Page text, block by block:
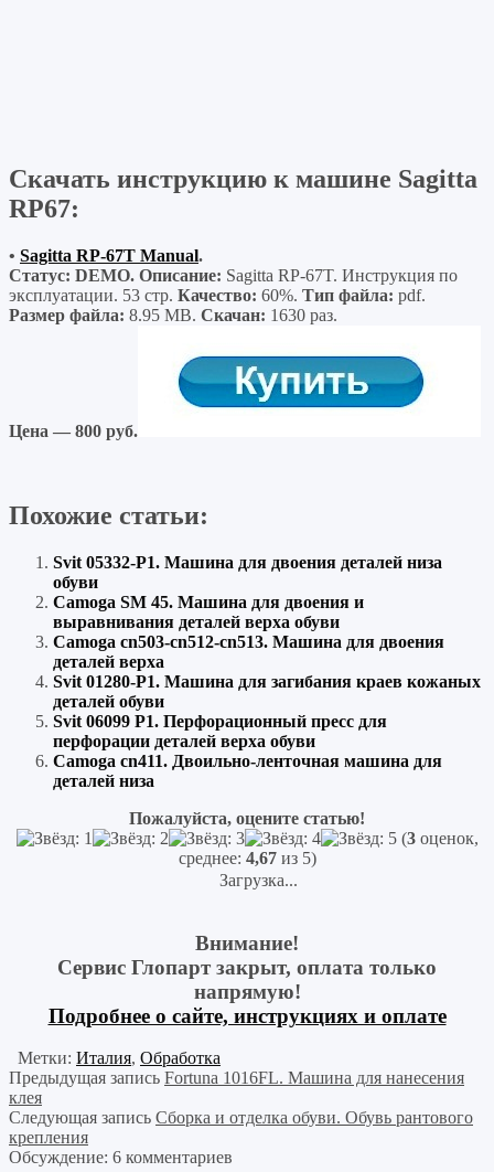
Скачать инструкцию к машине Sagitta
RP67:
• Sagitta RP-67T Manual.
Статус: DEMO. Описание: Sagitta RP-67T. Инструкция по
эксплуатации. 53 стр. Качество: 60%. Тип файла: pdf.
Размер файла: 8.95 MB. Скачан: 1630 раз.
Цена — 800 руб.
Похожие статьи:
Svit 05332-P1. Машина для двоения деталей низа
обуви
Camoga SM 45. Машина для двоения и
выравнивания деталей верха обуви
Camoga cn503-cn512-cn513. Машина для двоения
деталей верха
Svit 01280-P1. Машина для загибания краев кожаных
деталей обуви
Svit 06099 P1. Перфорационный пресс для
перфорации деталей верха обуви
Camoga cn411. Двоильно-ленточная машина для
деталей низа
Пожалуйста, оцените статью!
(3оценок,
среднее: 4,67из 5)
Загрузка...
Внимание!
Сервис Глопарт закрыт, оплата только
напрямую!
Подробнее о сайте, инструкциях и оплате
Метки: Италия, Обработка
Предыдущая запись Fortuna 1016FL. Машина для нанесения
клея
Следующая запись Сборка и отделка обуви. Обувь рантового
крепления
Обсуждение: 6 комментариев